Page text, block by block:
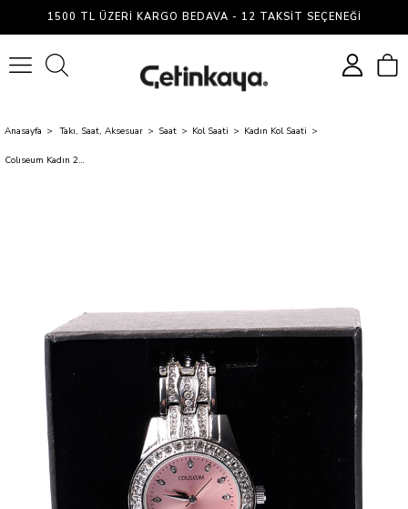
1500 TL ÜZERI KARGO BEDAVA - 12 TAKSIT SEÇENEĞI
Anasayfa Takı, Saat, Aksesuar Saat Kol Saati Kadın Kol Saati
Colıseum Kadın 28 Metal Saat